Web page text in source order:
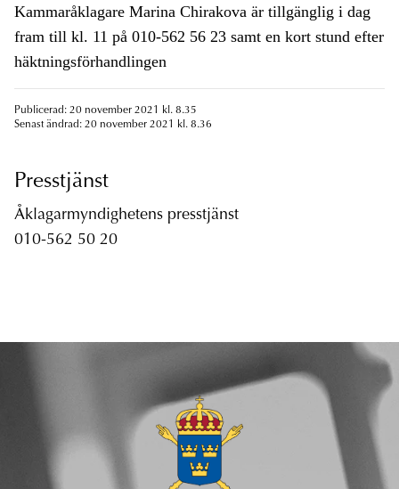
Kammaråklagare Marina Chirakova är tillgänglig i dag
fram till kl. 11 på 010-562 56 23 samt en kort stund efter
häktningsförhandlingen
Publicerad: 20 november 2021 kl. 8.35
Senast ändrad: 20 november 2021 kl. 8.36
Presstjänst
Åklagarmyndighetens presstjänst
010-562 50 20